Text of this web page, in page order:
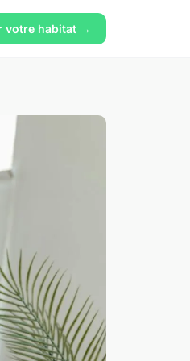
votre habitat →